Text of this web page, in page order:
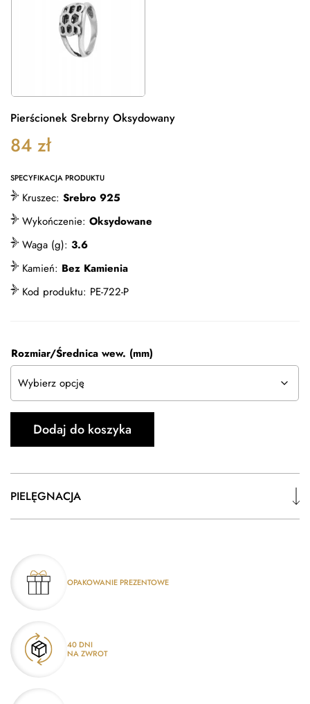
Pierścionek Srebrny Oksydowany
84 zł
SPECYFIKACJA PRODUKTU
Kruszec: Srebro 925
Wykończenie: Oksydowane
Waga (g): 3.6
Kamień: Bez Kamienia
Kod produktu: PE-722-P
Rozmiar/Średnica wew. (mm)
Dodaj do koszyka
PIELĘGNACJA
OPAKOWANIE PREZENTOWE
40 DNI
NA ZWROT